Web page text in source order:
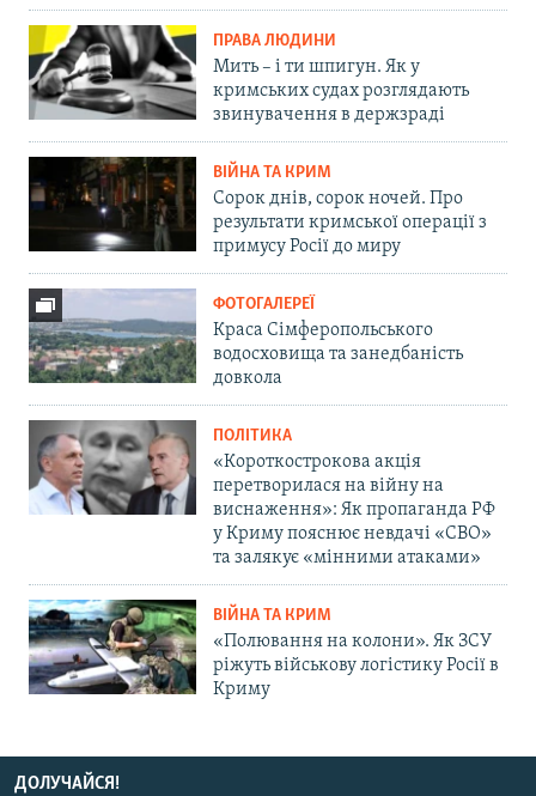
ПРАВА ЛЮДИНИ
Мить – і ти шпигун. Як у
кримських судах розглядають
звинувачення в держзраді
ВІЙНА ТА КРИМ
Сорок днів, сорок ночей. Про
результати кримської операції з
примусу Росії до миру
ФОТОГАЛЕРЕЇ
Краса Сімферопольського
водосховища та занедбаність
довкола
ПОЛІТИКА
«Короткострокова акція
перетворилася на війну на
виснаження»: Як пропаганда РФ
у Криму пояснює невдачі «СВО»
та залякує «мінними атаками»
ВІЙНА ТА КРИМ
«Полювання на колони». Як ЗСУ
ріжуть військову логістику Росії в
Криму
ДОЛУЧАЙСЯ!